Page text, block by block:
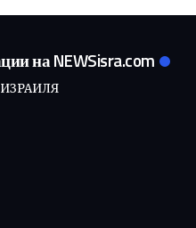
на NEWSisra.com